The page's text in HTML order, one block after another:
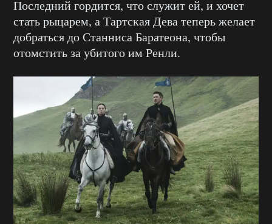
Последний гордится, что служит ей, и хочет
стать рыцарем, а Тартская Дева теперь желает
добраться до Станниса Баратеона, чтобы
отомстить за убитого им Ренли.